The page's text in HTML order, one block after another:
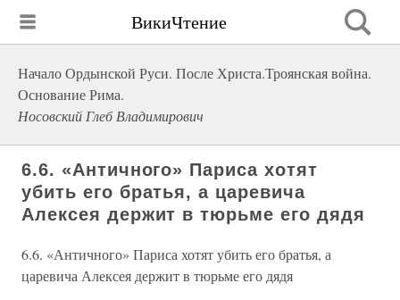
ВикиЧтение
Начало Ордынской Руси. После Христа.Троянская война.
Основание Рима.
Носовский Глеб Владимирович
6.6. «Античного» Париса хотят
убить его братья, а царевича
Алексея держит в тюрьме его дядя
6.6. «Античного» Париса хотят убить его братья, а
царевича Алексея держит в тюрьме его дядя